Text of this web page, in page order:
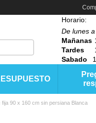
Horario:
De lunes
Mañanas
Tardes
Sabado
fija 90 x 160 cm sin persiana Blanca